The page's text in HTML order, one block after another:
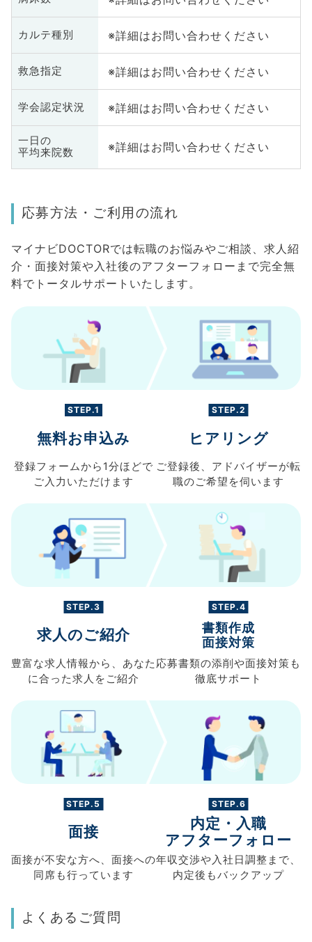
カルテ種別 ※詳細はお問い合わせください
救急指定 ※詳細はお問い合わせください
学会認定状況 ※詳細はお問い合わせください
一日の
平均来院数
※詳細はお問い合わせください
応募方法・ご利用の流れ
マイナビDOCTORでは転職のお悩みやご相談、求人紹
介・面接対策や入社後のアフターフォローまで完全無
料でトータルサポートいたします。
STEP.1
無料お申込み
登録フォームから 1分ほどで
ご入力 いただけます
STEP.2
ヒアリング
ご登録後、 アドバイザーが転
職のご希望を伺います
STEP.3
求人のご紹介
豊富な求人情報から、 あなた
に合った求人を ご紹介
STEP.4
書類作成
面接対策
応募書類の添削や面接対策も
徹底サポート
STEP.5
面接
面接が不安な方へ、 面接への
同席も行っています
STEP.6
内定・入職
アフターフォロー
年収交渉や入社日調整まで、
内定後もバックアップ
よくあるご質問